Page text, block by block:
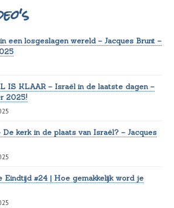
een losgeslagen wereld – Jacques Brunt –
IS KLAAR – Israël in de laatste dagen –
2025!
De kerk in de plaats van Israël? – Jacques
Eindtijd #24 | Hoe gemakkelijk word je